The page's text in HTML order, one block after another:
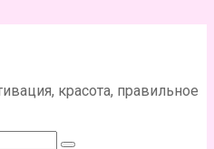
красота, правильное